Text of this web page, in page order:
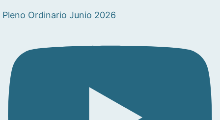
Pleno Ordinario Junio 2026